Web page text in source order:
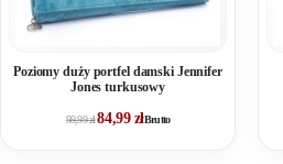
Poziomy duży portfel damski Jennifer
Jones turkusowy
99,99zł84,99 złBrutto